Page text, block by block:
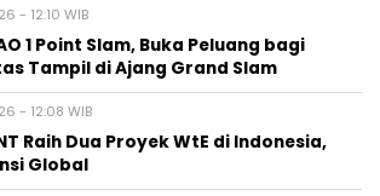
- 12:10 WIB
1 Point Slam, Buka Peluang bagi
Tampil di Ajang Grand Slam
- 12:08 WIB
Raih Dua Proyek WtE di Indonesia,
Global